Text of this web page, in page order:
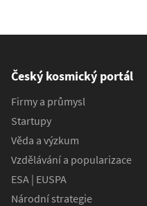
Český kosmický portál
Firmy a průmysl
Startupy
Věda a výzkum
Vzdělávání a popularizace
ESA | EUSPA
Národní strategie